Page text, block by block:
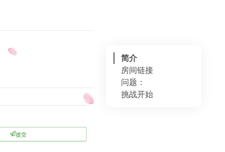
简介
房间链接
问题：
挑战开始